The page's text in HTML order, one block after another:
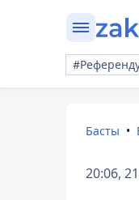
Басты
20:06,